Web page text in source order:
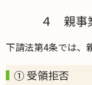
４ 親事
下請法第4条では、
① 受領拒否